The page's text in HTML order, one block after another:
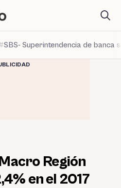
SBS- Superintendencia de banca
Región
en el 2017